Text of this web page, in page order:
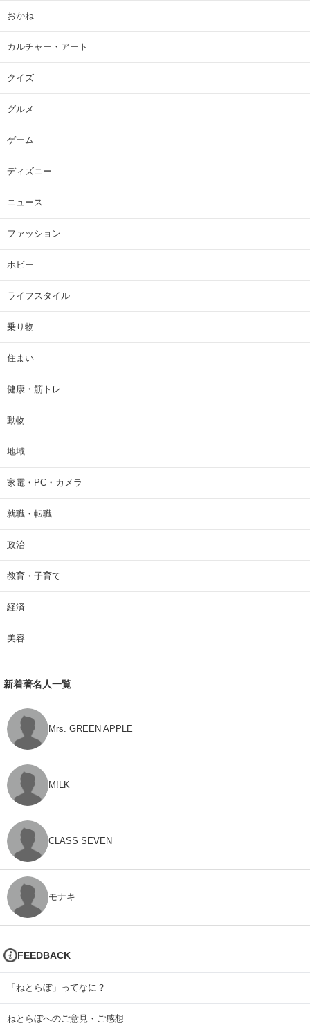
おかね
カルチャー・アート
クイズ
グルメ
ゲーム
ディズニー
ニュース
ファッション
ホビー
ライフスタイル
乗り物
住まい
健康・筋トレ
動物
地域
家電・PC・カメラ
就職・転職
政治
教育・子育て
経済
美容
新着著名人一覧
Mrs. GREEN APPLE
M!LK
CLASS SEVEN
モナキ
FEEDBACK
「ねとらぼ」ってなに？
ねとらぼへのご意見・ご感想